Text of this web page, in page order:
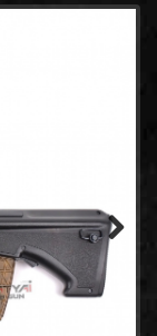
Next